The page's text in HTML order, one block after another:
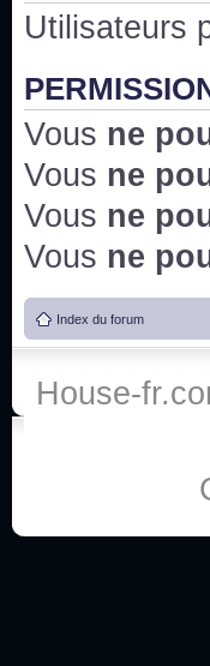
Utilisateurs
Vous ne
Vous ne
Vous ne
Vous ne
Index du forum
House-